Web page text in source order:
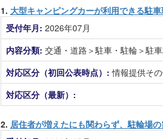
1. 大型キャンピングカーが利用できる駐
受付年月: 2026年07月
内容分類: 交通・道路＞駐車・駐輪＞駐
対応区分（初回公表時点）:情報提供そ
対応区分（最新）:
2. 居住者が増えたにも関わらず、駐輪場